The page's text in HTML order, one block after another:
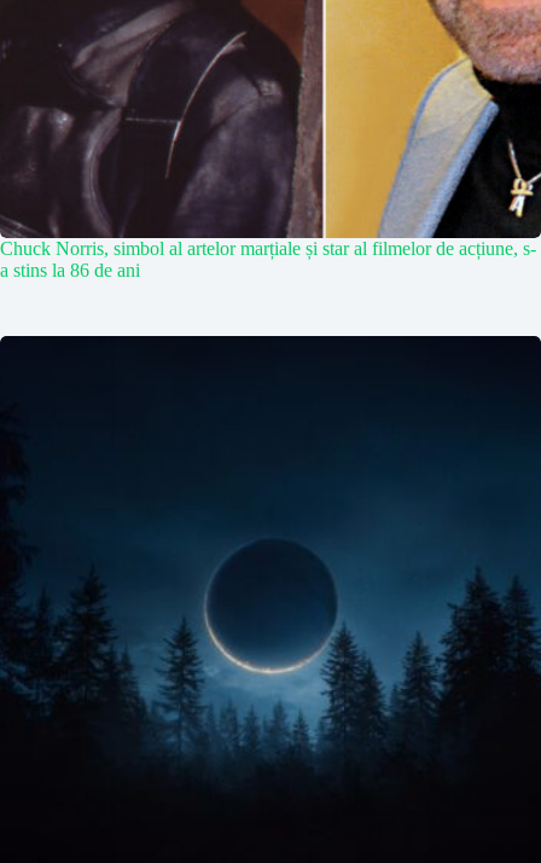
Chuck Norris, simbol al artelor marțiale și star al filmelor de acțiune, s-
a stins la 86 de ani